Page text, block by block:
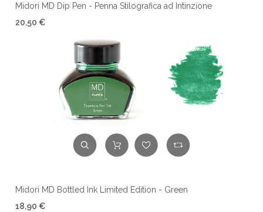
Midori MD Dip Pen - Penna Stilografica ad Intinzione
20,50 €
Midori MD Bottled Ink Limited Edition - Green
18,90 €